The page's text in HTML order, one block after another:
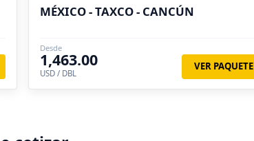
MÉXICO - TAXCO - CANCÚN
Desde
1,463.00
USD / DBL
VER PAQUETE